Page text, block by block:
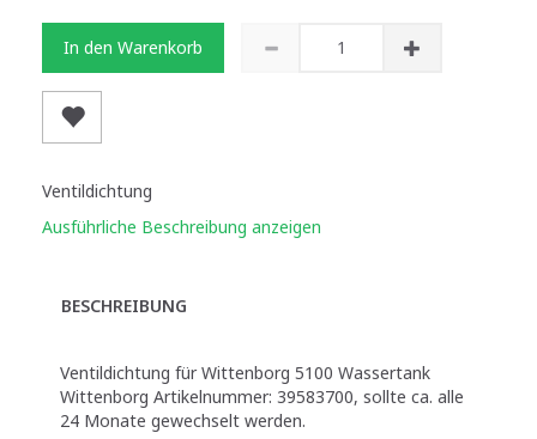
In den Warenkorb
Ventildichtung
Ausführliche Beschreibung anzeigen
BESCHREIBUNG
Ventildichtung für Wittenborg 5100 Wassertank
Wittenborg Artikelnummer: 39583700, sollte ca. alle
24 Monate gewechselt werden.